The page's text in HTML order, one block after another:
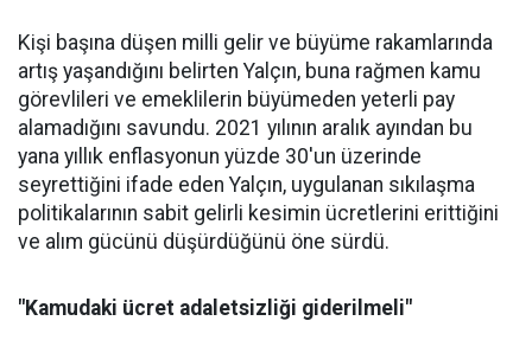
Kişi başına düşen milli gelir ve büyüme rakamlarında
artış yaşandığını belirten Yalçın, buna rağmen kamu
görevlileri ve emeklilerin büyümeden yeterli pay
alamadığını savundu. 2021 yılının aralık ayından bu
yana yıllık enflasyonun yüzde 30'un üzerinde
seyrettiğini ifade eden Yalçın, uygulanan sıkılaşma
politikalarının sabit gelirli kesimin ücretlerini erittiğini
ve alım gücünü düşürdüğünü öne sürdü.
"Kamudaki ücret adaletsizliği giderilmeli"